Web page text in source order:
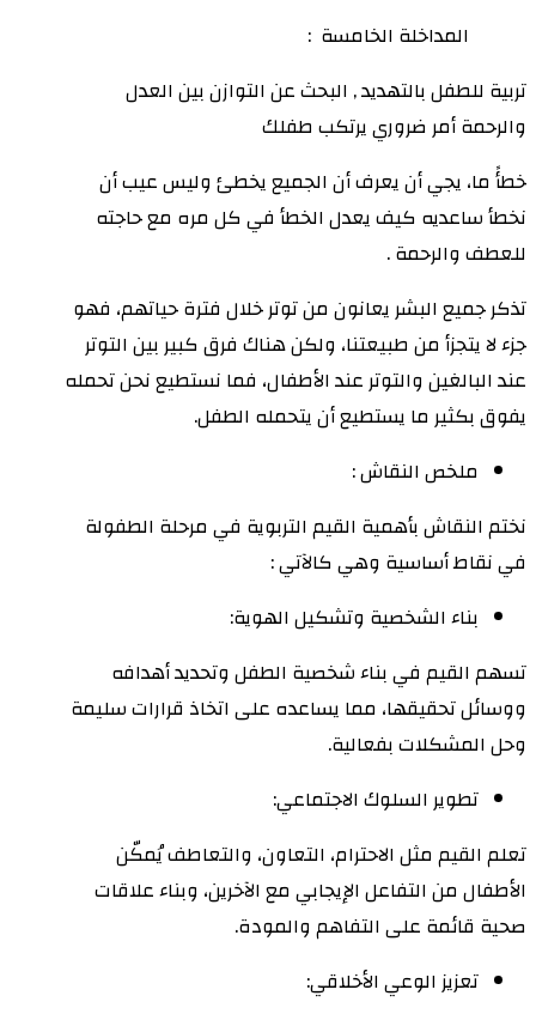
المداخلة الخامسة :
تربية للطفل بالتهديد , البحث عن التوازن بين العدل
والرحمة أمر ضروري يرتكب طفلك
خطأً ما، يجي أن يعرف أن الجميع يخطئ وليس عيب أن
نخطأ ساعديه كيف يعدل الخطأ في كل مره مع حاجته
للعطف والرحمة .
تذكر جميع البشر يعانون من توتر خلال فترة حياتهم، فهو
جزء لا يتجزأ من طبيعتنا، ولكن هناك فرق كبير بين التوتر
عند البالغين والتوتر عند الأطفال، فما نستطيع نحن تحمله
يفوق بكثير ما يستطيع أن يتحمله الطفل.
ملخص النقاش :
نختم النقاش بأهمية القيم التربوية في مرحلة الطفولة
في نقاط أساسية وهي كالآتي :
بناء الشخصية وتشكيل الهوية:
تسهم القيم في بناء شخصية الطفل وتحديد أهدافه
ووسائل تحقيقها، مما يساعده على اتخاذ قرارات سليمة
وحل المشكلات بفعالية.
تطوير السلوك الاجتماعي:
تعلم القيم مثل الاحترام، التعاون، والتعاطف يُمكّن
الأطفال من التفاعل الإيجابي مع الآخرين، وبناء علاقات
صحية قائمة على التفاهم والمودة.
تعزيز الوعي الأخلاقي: